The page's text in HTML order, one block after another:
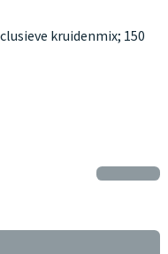
kruidenmix; 150